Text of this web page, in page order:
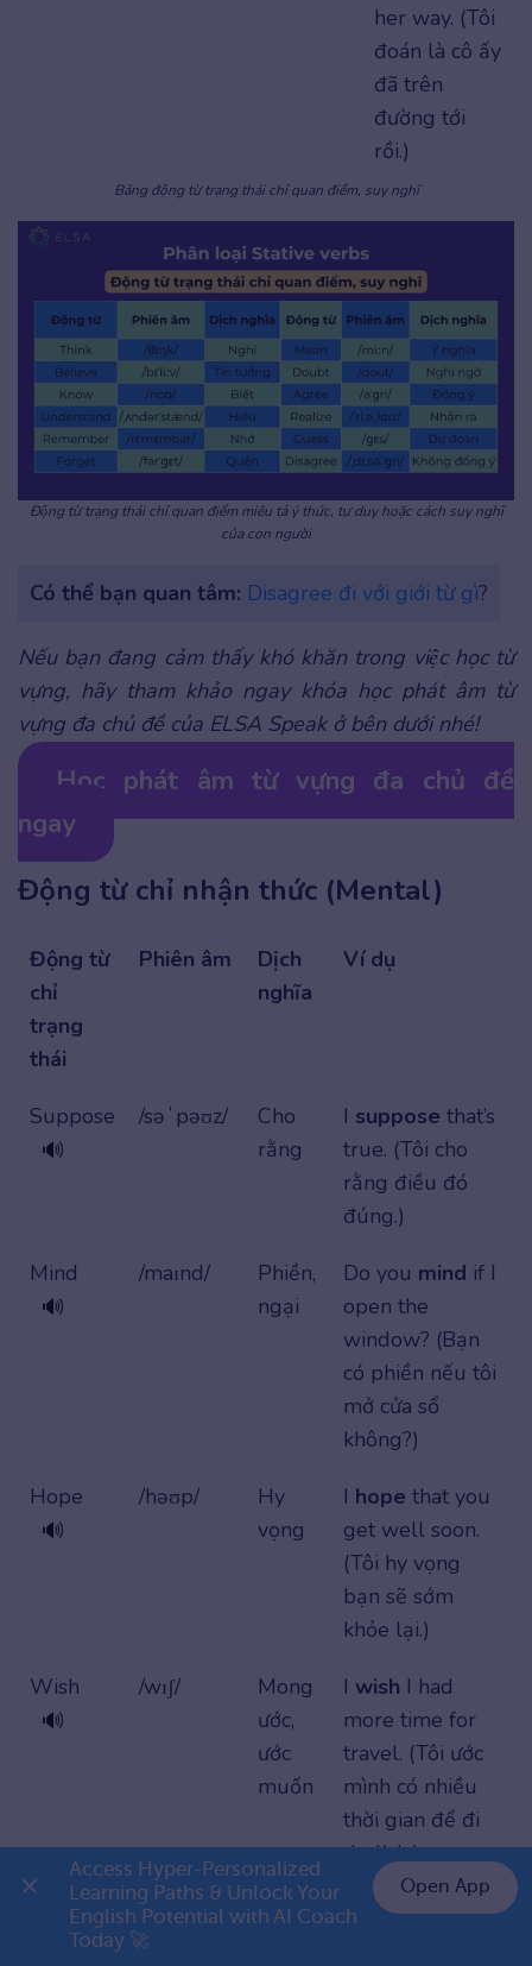
her way. (Tôi
đoán là cô ấy
đã trên
đường tới
rồi.)
Bảng động từ trạng thái chỉ quan điểm, suy nghĩ
Động từ trạng thái chỉ quan điểm miêu tả ý thức, tư duy hoặc cách suy nghĩ
của con người
Có thể bạn quan tâm: Disagree đi với giới từ gì?
Nếu bạn đang cảm thấy khó khăn trong việc học từ
vựng, hãy tham khảo ngay khóa học phát âm từ
vựng đa chủ đề của ELSA Speak ở bên dưới nhé!
Học phát âm từ vựng đa chủ đề
ngay
Động từ chỉ nhận thức (Mental)
Động từ
chỉ
trạng
thái
Phiên âm
Dịch
nghĩa
Ví dụ
Suppose
🔊
/səˈpəʊz/
Cho
rằng
I suppose that’s
true. (Tôi cho
rằng điều đó
đúng.)
Mind
🔊
/maɪnd/
Phiền,
ngại
Do you mind if I
open the
window? (Bạn
có phiền nếu tôi
mở cửa sổ
không?)
Hope
🔊
/həʊp/
Hy
vọng
I hope that you
get well soon.
(Tôi hy vọng
bạn sẽ sớm
khỏe lại.)
Wish
🔊
/wɪʃ/
Mong
ước,
ước
muốn
I wish I had
more time for
travel. (Tôi ước
mình có nhiều
thời gian để đi
du lịch.)
Impress
/ɪmˈpres/
Ấn
Jack’s
👉 Premium 1 năm chỉ 999K
Access Hyper-Personalized
Learning Paths & Unlock Your
English Potential with AI Coach
Today 🚀
Open App